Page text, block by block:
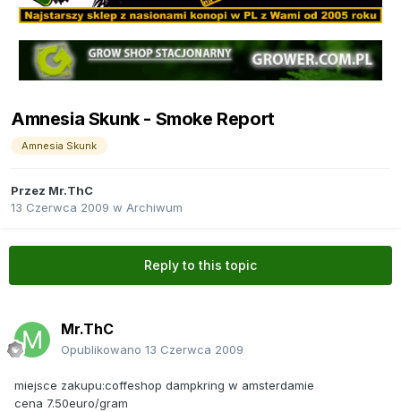
Amnesia Skunk - Smoke Report
Amnesia Skunk
Przez Mr.ThC
13 Czerwca 2009 w Archiwum
Reply to this topic
Mr.ThC
Opublikowano 13 Czerwca 2009
miejsce zakupu:coffeshop dampkring w amsterdamie
cena 7.50euro/gram